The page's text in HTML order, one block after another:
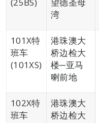
湾
101X特
班车
(101XS)
港珠澳大
桥边检大
楼─亚马
喇前地
102X特
班车
港珠澳大
桥边检大